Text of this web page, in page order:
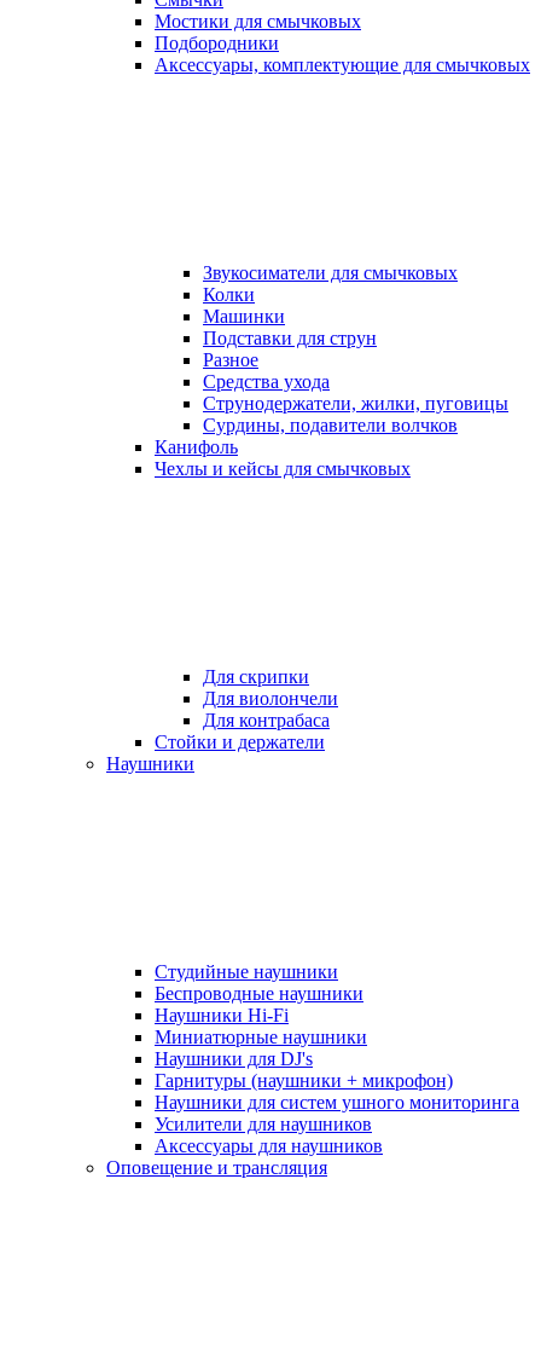
Мостики для смычковых
Подбородники
Аксеcсуары, комплектующие для смычковых
Звукосиматели для смычковых
Колки
Машинки
Подставки для струн
Разное
Средства ухода
Струнодержатели, жилки, пуговицы
Сурдины, подавители волчков
Канифоль
Чехлы и кейсы для смычковых
Для скрипки
Для виолончели
Для контрабаса
Стойки и держатели
Наушники
Студийные наушники
Беспроводные наушники
Наушники Hi-Fi
Миниатюрные наушники
Наушники для DJ's
Гарнитуры (наушники + микрофон)
Наушники для систем ушного мониторинга
Усилители для наушников
Аксессуары для наушников
Оповещение и трансляция